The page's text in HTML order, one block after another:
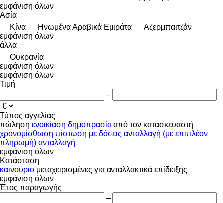
εμφάνιση όλων
Ασία
Κίνα
Hνωμένα Αραβικά Εμιράτα
Αζερμπαιτζάν
εμφάνιση όλων
άλλα
Ουκρανία
εμφάνιση όλων
εμφάνιση όλων
Τιμή
–
Τύπος αγγελίας
πώληση ενοικίαση δημοπρασία από τον κατασκευαστή
χρονομίσθωση πίστωση με δόσεις ανταλλαγή (με επιπλέον
πληρωμή) ανταλλαγή
εμφάνιση όλων
Κατάσταση
καινούριο μεταχειρισμένες για ανταλλακτικά επίδειξης
εμφάνιση όλων
Έτος παραγωγής
–